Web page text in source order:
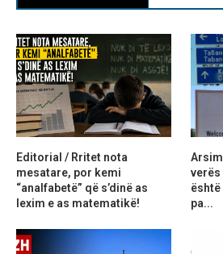
Editorial / Rritet nota
mesatare, por kemi
“analfabetë” që s’dinë as
lexim e as matematikë!
verës
pa...